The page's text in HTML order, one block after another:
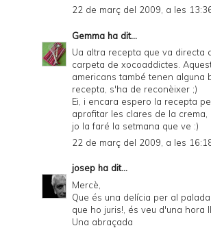
22 de març del 2009, a les
Gemma ha dit...
Ua altra recepta que va directa
carpeta de xocoaddictes.
americans també tenen alguna
recepta, s'ha de reconèixer ;)
Ei, i encara espero la recepta
aprofitar les clares de la crema,
jo la faré la setmana que ve :)
22 de març del 2009, a les
josep ha dit...
Mercè,
Que és una delícia per al
que ho juris!, és veu d'una hora
Una abraçada